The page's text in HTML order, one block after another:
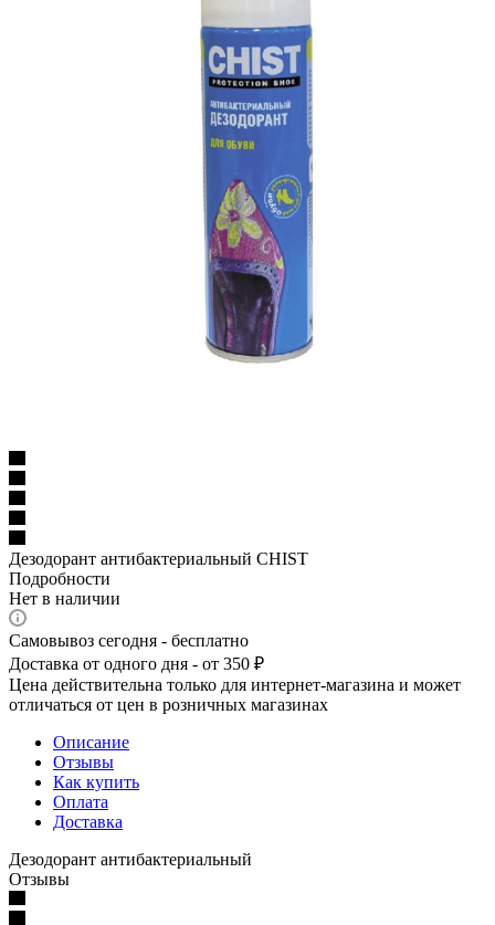
Дезодорант антибактериальный CHIST
Подробности
Нет в наличии
Самовывоз сегодня - бесплатно
Доставка от одного дня - от 350 ₽
Цена действительна только для интернет-магазина и может
отличаться от цен в розничных магазинах
Описание
Отзывы
Как купить
Оплата
Доставка
Дезодорант антибактериальный
Отзывы